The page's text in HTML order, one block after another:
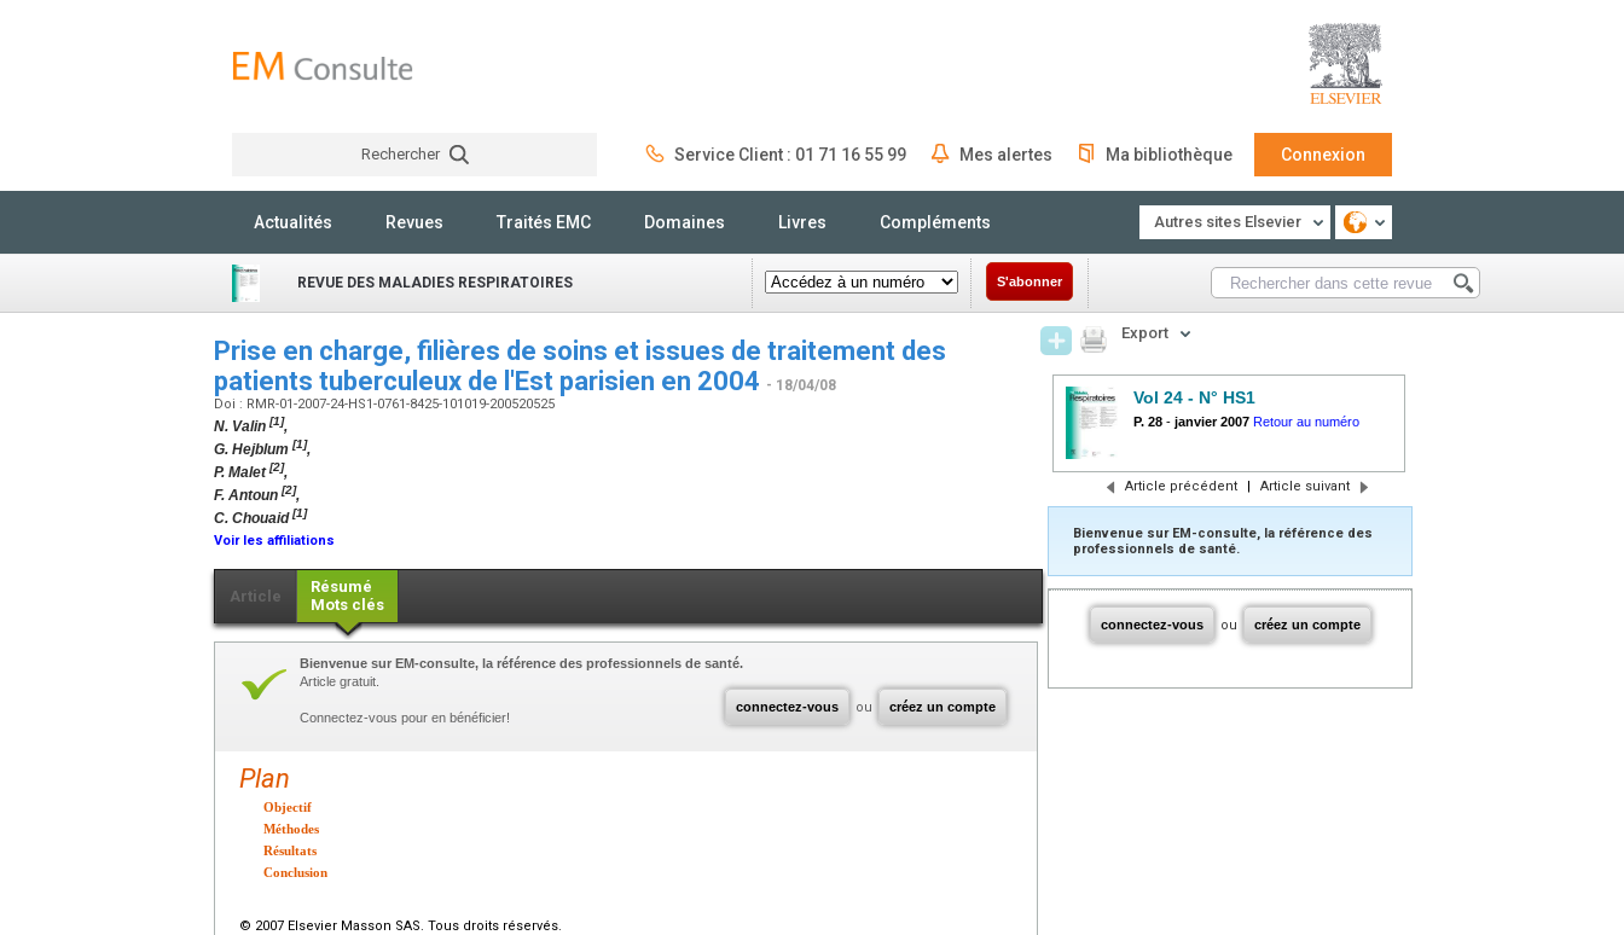
Rechercher Service Client : 01 71 16 55 99 Mes alertes Ma bibliothèque Connexion
Actualités Revues Traités EMC Domaines Livres Compléments Autres sites Elsevier
REVUE DES MALADIES RESPIRATOIRES S'abonner
Prise en charge, filières de soins et issues de traitement des
patients tuberculeux de l'Est parisien en 2004 - 18/04/08
Doi : RMR-01-2007-24-HS1-0761-8425-101019-200520525
N. Valin [1],
G. Hejblum [1],
P. Malet[2],
F. Antoun [2],
C. Chouaid[1]
Voir les affiliations
Article
Résumé
Mots clés
connectez-vous ou créez un compte
Bienvenue sur EM-consulte, la référence des professionnels de santé.
Article gratuit.
Connectez-vous pour en bénéficier!
Plan
Objectif
Méthodes
Résultats
Conclusion
© 2007 Elsevier Masson SAS. Tous droits réservés.
Export
Vol 24 - N° HS1
P. 28 - janvier 2007 Retour au numéro
Article précédent | Article suivant
Bienvenue sur EM-consulte, la référence des
professionnels de santé.
connectez-vous ou créez un compte